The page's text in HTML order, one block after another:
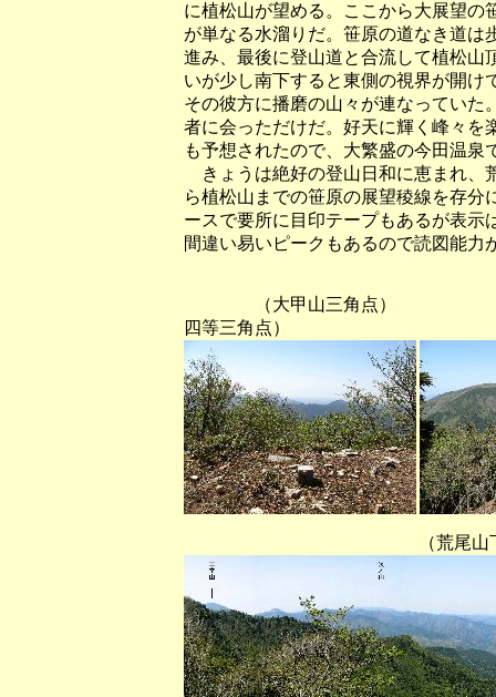
に植松山が望める。ここから大展望の
が単なる水溜りだ。笹原の道なき道は
進み、最後に登山道と合流して植松山
いが少し南下すると東側の視界が開け
その彼方に播磨の山々が連なっていた
者に会っただけだ。好天に輝く峰々を
も予想されたので、大繁盛の今田温
きょうは絶好の登山日和に恵まれ、
ら植松山までの笹原の展望稜線を存
ースで要所に目印テープもあるが表示
間違い易いピークもあるので読図能力
（大甲山三角点） （荒尾山
四等三角点）
（荒尾山下四等三角点